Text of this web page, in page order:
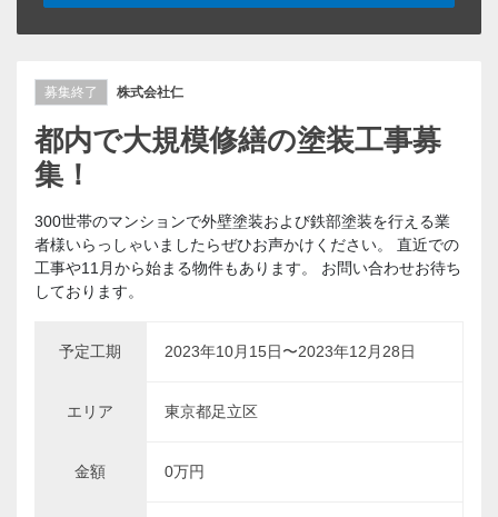
募集終了 株式会社仁
都内で大規模修繕の塗装工事募
集！
300世帯のマンションで外壁塗装および鉄部塗装を行える業
者様いらっしゃいましたらぜひお声かけください。 直近での
工事や11月から始まる物件もあります。 お問い合わせお待ち
しております。
予定工期 2023年10月15日〜2023年12月28日
エリア 東京都足立区
金額 0万円